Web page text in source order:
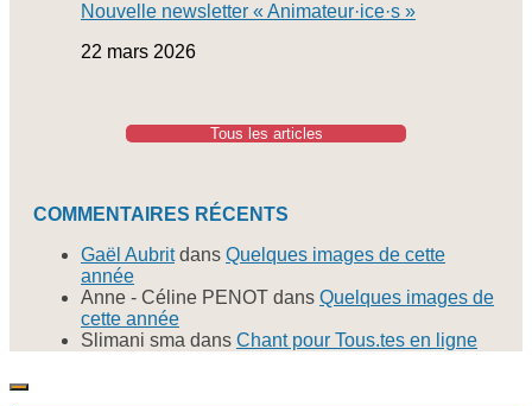
Nouvelle newsletter « Animateur·ice·s »
22 mars 2026
Tous les articles
COMMENTAIRES RÉCENTS
Gaël Aubritdans Quelques images de cette
année
Anne - Céline PENOT dans Quelques images de
cette année
Slimani sma dans Chant pour Tous.tes en ligne